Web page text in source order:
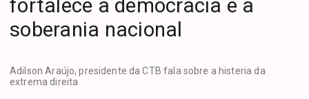
fortalece a democracia e a
soberania nacional
Adilson Araújo, presidente da CTB fala sobre a histeria da
extrema direita